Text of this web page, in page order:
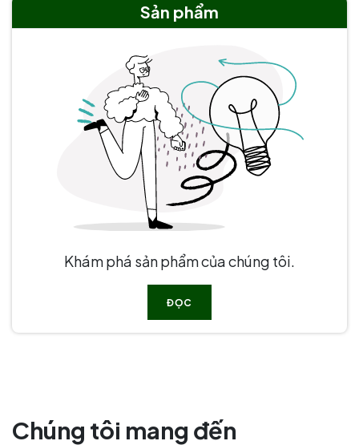
Sản phẩm
Khám phá sản phẩm của chúng tôi.
ĐỌC
Chúng tôi mang đến